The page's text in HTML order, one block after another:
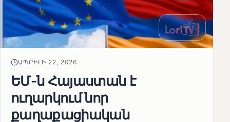
ԱՊՐԻԼԻ 22, 2026
ԵՄ-ն Հայաստան է
ուղարկում նոր
քաղաքացիական